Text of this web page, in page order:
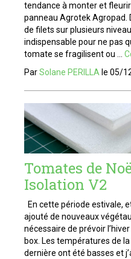
tendance à monter et
panneau Agrotek Agropad.
de filets sur plusieurs
indispensable pour ne pas
tomate se fragilisent ou …
ParSolane PERILLA le 05/
Tomates de
Isolation V2
En cette période estivale,
ajouté de nouveaux
nécessaire de prévoir
box. Les températures de la
dernière ont été basses et